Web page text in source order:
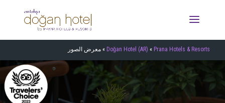
Prana Hotels & Resorts
»
Doğan Hotel (AR)
» معرض الصور